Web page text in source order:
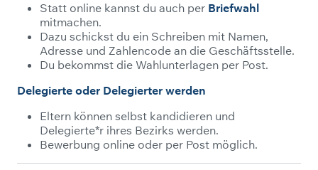
Statt online kannst du auch per Briefwahl
mitmachen.
Dazu schickst du ein Schreiben mit Namen,
Adresse und Zahlencode an die Geschäftsstelle.
Du bekommst die Wahlunterlagen per Post.
Delegierte oder Delegierter werden
Eltern können selbst kandidieren und
Delegierte*r ihres Bezirks werden.
Bewerbung online oder per Post möglich.